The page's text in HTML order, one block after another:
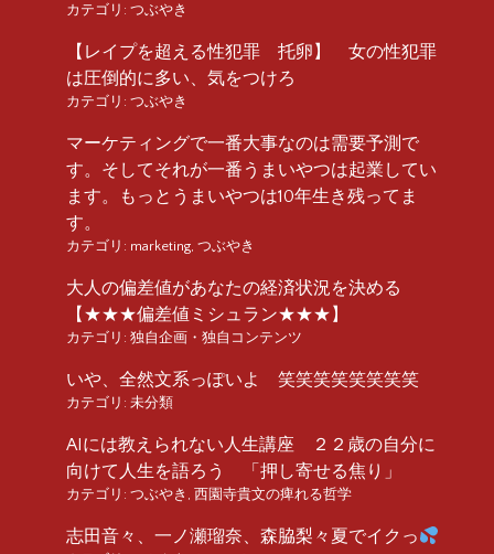
カテゴリ: つぶやき
【レイプを超える性犯罪 托卵】 女の性犯罪
は圧倒的に多い、気をつけろ
カテゴリ: つぶやき
マーケティングで一番大事なのは需要予測で
す。そしてそれが一番うまいやつは起業してい
ます。もっとうまいやつは10年生き残ってま
す。
カテゴリ: marketing, つぶやき
大人の偏差値があなたの経済状況を決める
【★★★偏差値ミシュラン★★★】
カテゴリ: 独自企画・独自コンテンツ
いや、全然文系っぽいよ 笑笑笑笑笑笑笑笑
カテゴリ: 未分類
AIには教えられない人生講座 ２２歳の自分に
向けて人生を語ろう 「押し寄せる焦り」
カテゴリ: つぶやき , 西園寺貴文の痺れる哲学
志田音々、一ノ瀬瑠奈、森脇梨々夏でイクっ